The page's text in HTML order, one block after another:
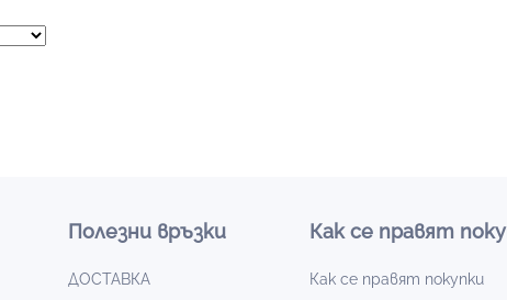
Полезни връзки
ДОСТАВКА
Как се правят
Как се правят покупки